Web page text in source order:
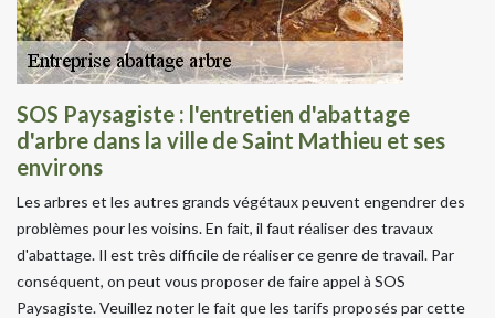
SOS Paysagiste : l'entretien d'abattage
d'arbre dans la ville de Saint Mathieu et ses
environs
Les arbres et les autres grands végétaux peuvent engendrer des
problèmes pour les voisins. En fait, il faut réaliser des travaux
d'abattage. Il est très difficile de réaliser ce genre de travail. Par
conséquent, on peut vous proposer de faire appel à SOS
Paysagiste. Veuillez noter le fait que les tarifs proposés par cette